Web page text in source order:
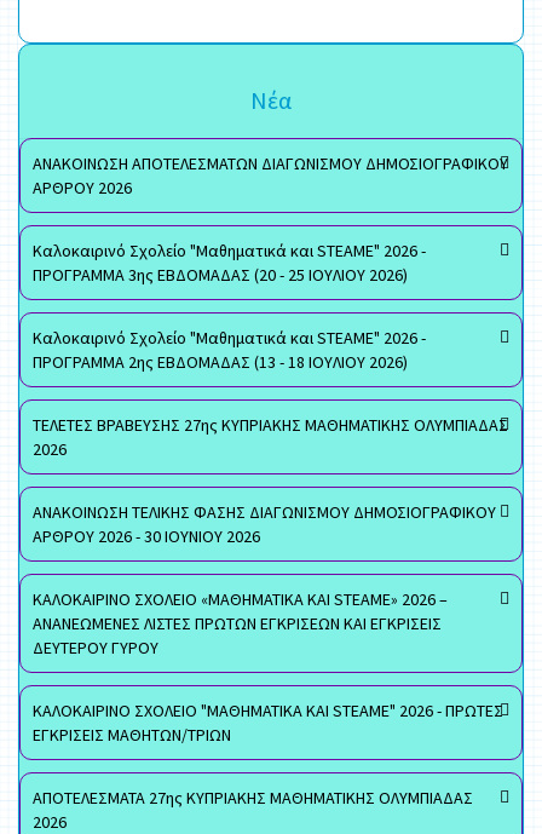
Νέα
ΑΝΑΚΟΙΝΩΣΗ ΑΠΟΤΕΛΕΣΜΑΤΩΝ ΔΙΑΓΩΝΙΣΜΟΥ ΔΗΜΟΣΙΟΓΡΑΦΙΚΟΥ
ΑΡΘΡΟΥ 2026
Καλοκαιρινό Σχολείο "Μαθηματικά και STEAME" 2026 -
ΠΡΟΓΡΑΜΜΑ 3ης ΕΒΔΟΜΑΔΑΣ (20 - 25 ΙΟΥΛΙΟΥ 2026)
Καλοκαιρινό Σχολείο "Μαθηματικά και STEAME" 2026 -
ΠΡΟΓΡΑΜΜΑ 2ης ΕΒΔΟΜΑΔΑΣ (13 - 18 ΙΟΥΛΙΟΥ 2026)
ΤΕΛΕΤΕΣ ΒΡΑΒΕΥΣΗΣ 27ης ΚΥΠΡΙΑΚΗΣ ΜΑΘΗΜΑΤΙΚΗΣ ΟΛΥΜΠΙΑΔΑΣ
2026
ΑΝΑΚΟΙΝΩΣΗ ΤΕΛΙΚΗΣ ΦΑΣΗΣ ΔΙΑΓΩΝΙΣΜΟΥ ΔΗΜΟΣΙΟΓΡΑΦΙΚΟΥ
ΑΡΘΡΟΥ 2026 - 30 ΙΟΥΝΙΟΥ 2026
ΚΑΛΟΚΑΙΡΙΝΟ ΣΧΟΛΕΙΟ «ΜΑΘΗΜΑΤΙΚΑ ΚΑΙ STEAME» 2026 –
ΑΝΑΝΕΩΜΕΝΕΣ ΛΙΣΤΕΣ ΠΡΩΤΩΝ ΕΓΚΡΙΣΕΩΝ ΚΑΙ ΕΓΚΡΙΣΕΙΣ
ΔΕΥΤΕΡΟΥ ΓΥΡΟΥ
ΚΑΛΟΚΑΙΡΙΝΟ ΣΧΟΛΕΙΟ "ΜΑΘΗΜΑΤΙΚΑ ΚΑΙ STEAME" 2026 - ΠΡΩΤΕΣ
ΕΓΚΡΙΣΕΙΣ ΜΑΘΗΤΩΝ/ΤΡΙΩΝ
ΑΠΟΤΕΛΕΣΜΑΤΑ 27ης ΚΥΠΡΙΑΚΗΣ ΜΑΘΗΜΑΤΙΚΗΣ ΟΛΥΜΠΙΑΔΑΣ
2026